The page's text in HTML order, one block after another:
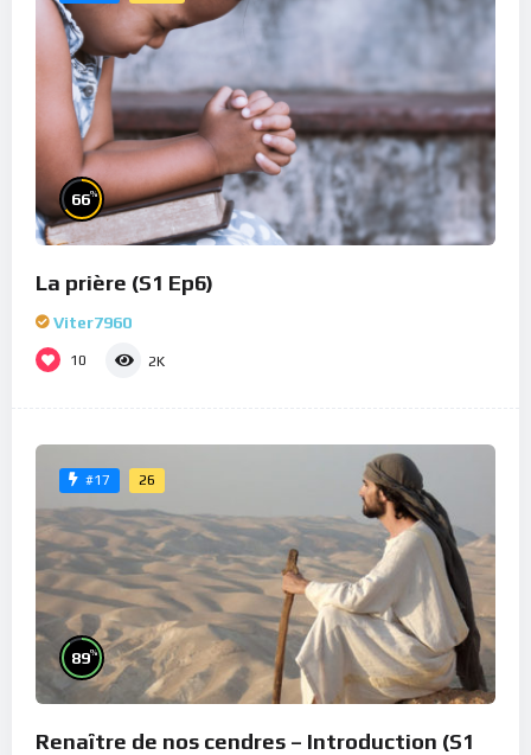
66%
La prière (S1 Ep6)
Viter7960
10 2K
#17 26
89%
Renaître de nos cendres – Introduction (S1